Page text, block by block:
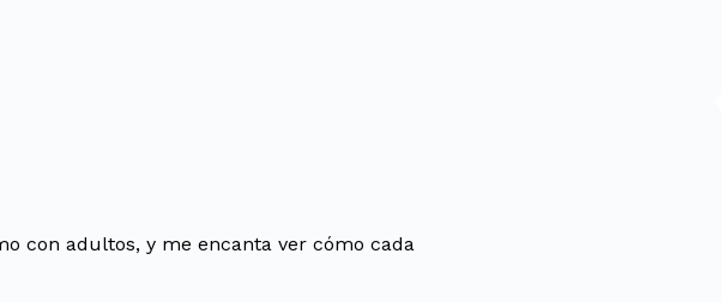
con adultos, y me encanta ver cómo cada